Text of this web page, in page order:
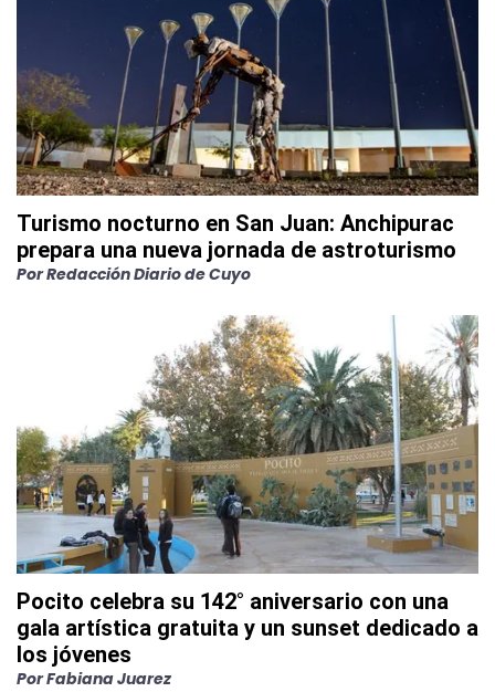
Turismo nocturno en San Juan: Anchipurac
prepara una nueva jornada de astroturismo
PorRedacción Diario de Cuyo
Pocito celebra su 142° aniversario con una
gala artística gratuita y un sunset dedicado a
los jóvenes
PorFabiana Juarez